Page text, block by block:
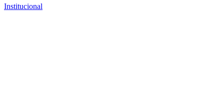
Institucional